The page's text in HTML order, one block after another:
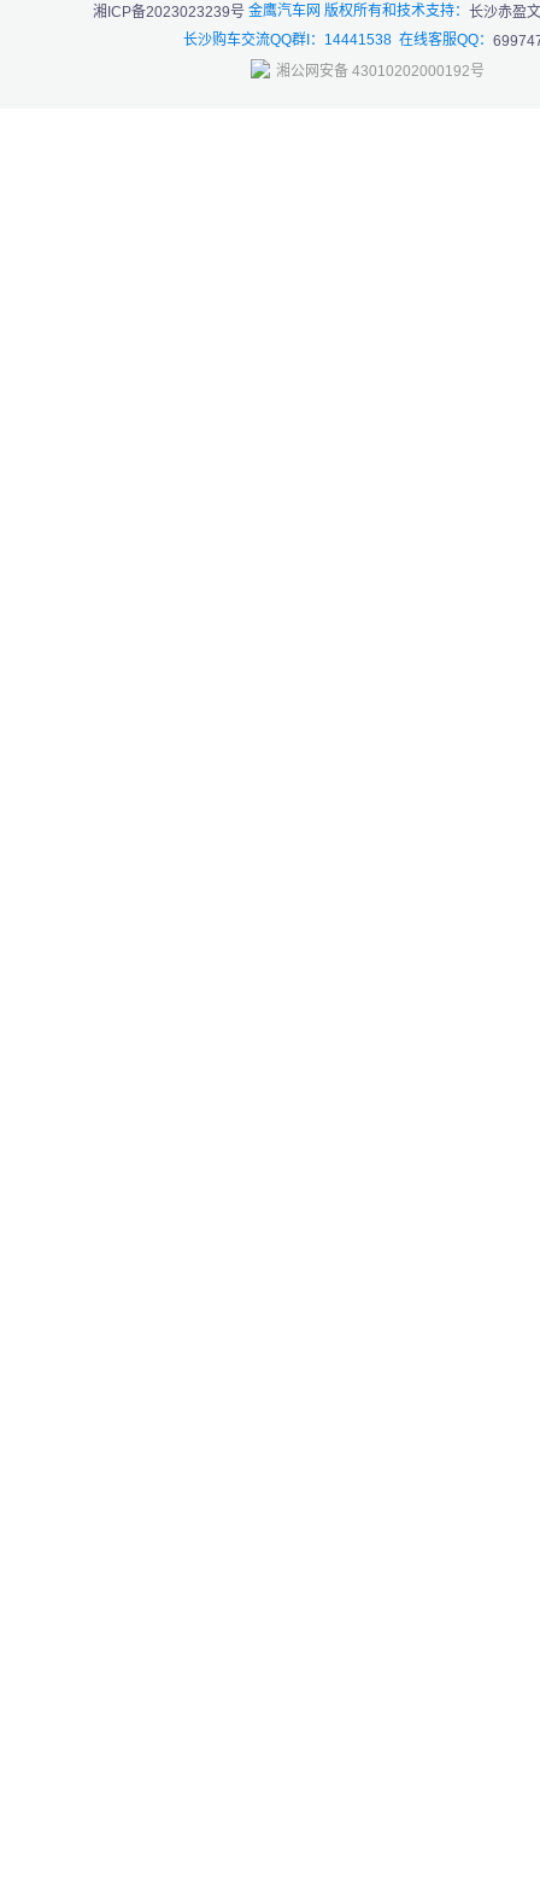
湘ICP备2023023239号 金鹰汽车网 版权所有和技术支持： 长沙赤盈
长沙购车交流QQ群I：14441538 在线客服QQ：
湘公网安备 43010202000192号